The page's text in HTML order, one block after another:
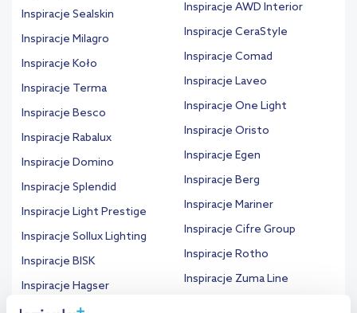
Inspiracje Sealskin
Inspiracje Milagro
Inspiracje Koło
Inspiracje Terma
Inspiracje Besco
Inspiracje Rabalux
Inspiracje Domino
Inspiracje Splendid
Inspiracje Light Prestige
Inspiracje Sollux Lighting
Inspiracje BISK
Inspiracje Hagser
Inspiracje AWD Interior
Inspiracje CeraStyle
Inspiracje Comad
Inspiracje Laveo
Inspiracje One Light
Inspiracje Oristo
Inspiracje Egen
Inspiracje Berg
Inspiracje Mariner
Inspiracje Cifre Group
Inspiracje Rotho
Inspiracje Zuma Line